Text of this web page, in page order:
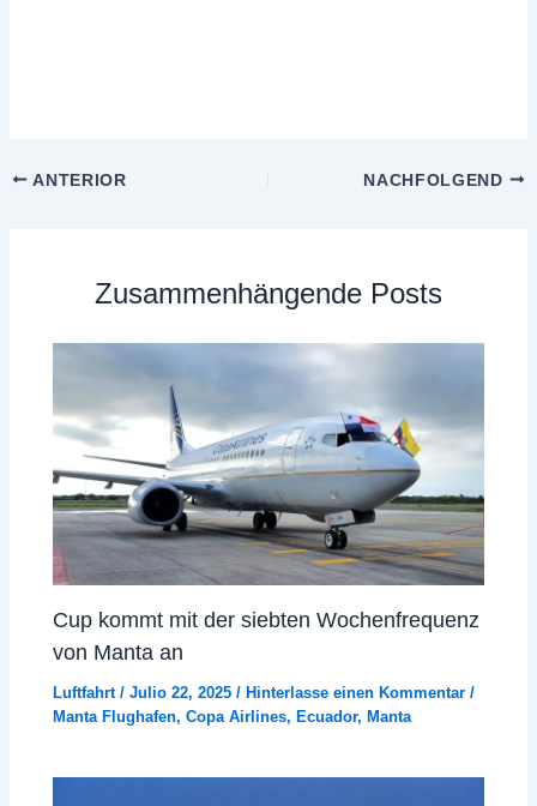
ANTERIOR NACHFOLGEND
Zusammenhängende Posts
Cup kommt mit der siebten Wochenfrequenz
von Manta an
Luftfahrt/Julio 22, 2025/ Hinterlasse einen Kommentar /
Manta Flughafen,Copa Airlines, Ecuador, Manta